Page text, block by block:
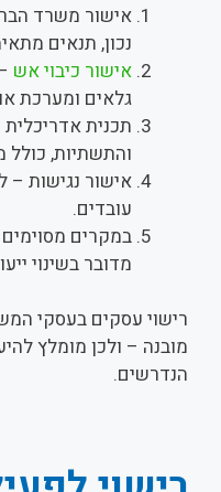
אישור משרד
נכון, תנאים
אישור כיבוי אש
גלאים ומערכת
תכנית
והתשתיות, כולל
אישור נגישות
עובדים.
במקרים מסוימים
מדובר בשינוי
רישוי עסקים בעסקי
מובנה – ולכן מומלץ
הנדרשים.